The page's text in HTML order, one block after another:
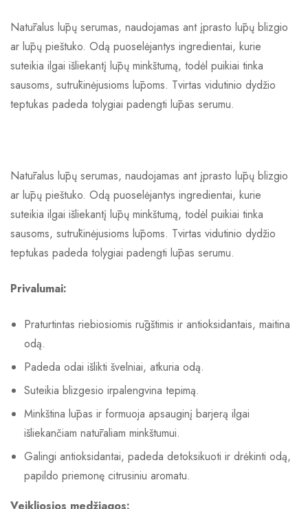
Natūralus lūpų serumas, naudojamas ant įprasto lūpų blizgio
ar lūpų pieštuko. Odą puoselėjantys ingredientai, kurie
suteikia ilgai išliekantį lūpų minkštumą, todėl puikiai tinka
sausoms, sutrūkinėjusioms lūpoms. Tvirtas vidutinio dydžio
teptukas padeda tolygiai padengti lūpas serumu.
Natūralus lūpų serumas, naudojamas ant įprasto lūpų blizgio
ar lūpų pieštuko. Odą puoselėjantys ingredientai, kurie
suteikia ilgai išliekantį lūpų minkštumą, todėl puikiai tinka
sausoms, sutrūkinėjusioms lūpoms. Tvirtas vidutinio dydžio
teptukas padeda tolygiai padengti lūpas serumu.
Privalumai:
Praturtintas riebiosiomis rūgštimis ir antioksidantais, maitina
odą.
Padeda odai išlikti švelniai, atkuria odą.
Suteikia blizgesio irpalengvina tepimą.
Minkština lūpas ir formuoja apsauginį barjerą ilgai
išliekančiam natūraliam minkštumui.
Galingi antioksidantai, padeda detoksikuoti ir drėkinti odą,
papildo priemonę citrusiniu aromatu.